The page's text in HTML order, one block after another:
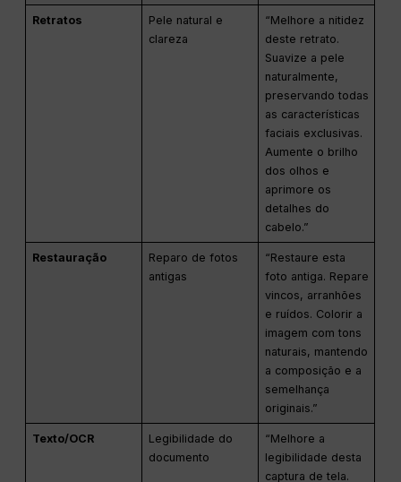
Retratos
Pele natural e
clareza
“Melhore a nitidez
deste retrato.
Suavize a pele
naturalmente,
preservando todas
as características
faciais exclusivas.
Aumente o brilho
dos olhos e
aprimore os
detalhes do
cabelo.”
Restauração
Reparo de fotos
antigas
“Restaure esta
foto antiga. Repare
vincos, arranhões
e ruídos. Colorir a
imagem com tons
naturais, mantendo
a composição e a
semelhança
originais.”
Texto/OCR
Legibilidade do
documento
“Melhore a
legibilidade desta
captura de tela.